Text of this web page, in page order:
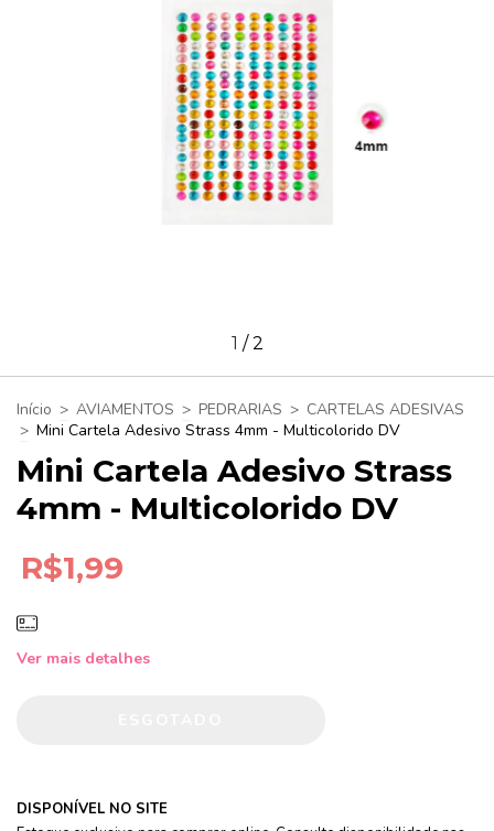
1 /2
Início > AVIAMENTOS > PEDRARIAS > CARTELAS ADESIVAS
> Mini Cartela Adesivo Strass 4mm - Multicolorido DV
Mini Cartela Adesivo Strass
4mm - Multicolorido DV
R$1,99
Ver mais detalhes
DISPONÍVEL NO SITE